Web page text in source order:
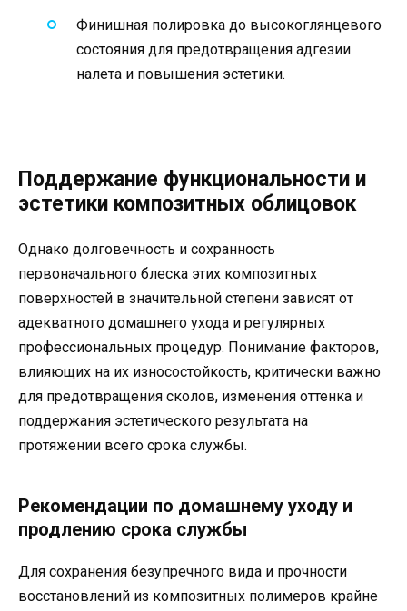
Финишная полировка до высокоглянцевого
состояния для предотвращения адгезии
налета и повышения эстетики.
Поддержание функциональности и
эстетики композитных облицовок
Однако долговечность и сохранность
первоначального блеска этих композитных
поверхностей в значительной степени зависят от
адекватного домашнего ухода и регулярных
профессиональных процедур. Понимание факторов,
влияющих на их износостойкость, критически важно
для предотвращения сколов, изменения оттенка и
поддержания эстетического результата на
протяжении всего срока службы.
Рекомендации по домашнему уходу и
продлению срока службы
Для сохранения безупречного вида и прочности
восстановлений из композитных полимеров крайне